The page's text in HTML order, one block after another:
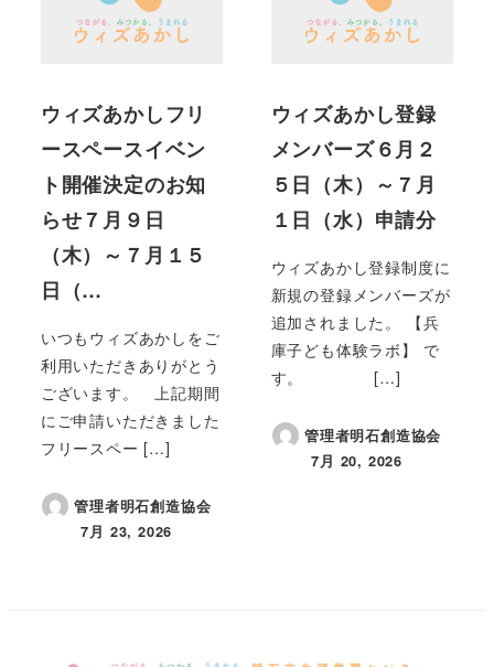
ウィズあかしフリ
ースペースイベン
ト開催決定のお知
らせ７月９日
（木）～７月１５
日（…
いつもウィズあかしをご
利用いただきありがとう
ございます。 上記期間
にご申請いただきました
フリースペー […]
管理者明石創造協会
投稿日
7月 23, 2026
ウィズあかし登録
メンバーズ６月２
５日（木）～７月
１日（水）申請分
ウィズあかし登録制度に
新規の登録メンバーズが
追加されました。 【兵
庫子ども体験ラボ】 で
す。 […]
管理者明石創造協会
投稿日
7月 20, 2026